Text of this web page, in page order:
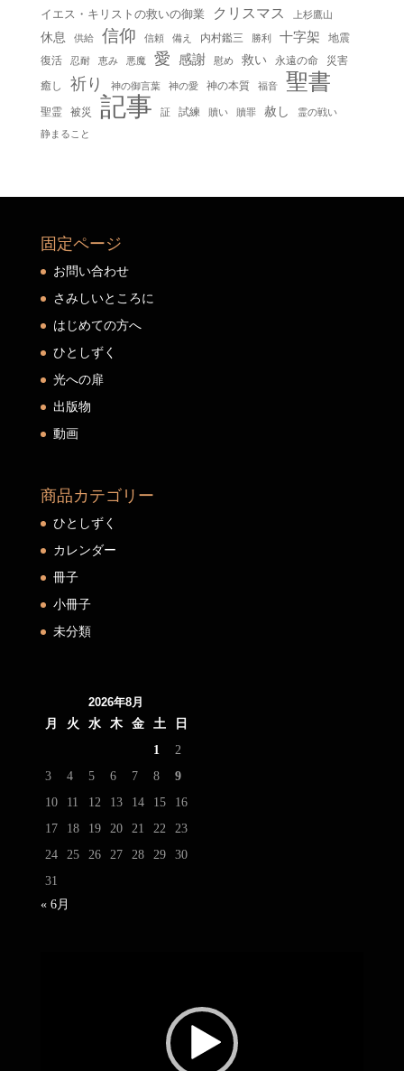
イエス・キリストの救いの御業
クリスマス 上杉鷹山
休息 供給 信仰 信頼 備え 内村鑑三 勝利 十字架
地震
復活
忍耐 恵み 悪魔 愛 感謝 慰め 救い 永遠の命
災害
癒し
祈り 神の御言葉 神の愛 神の本質 福音 聖書
聖霊 被災 記事 証 試練 贖い 贖罪 赦し 霊の戦い
静まること
固定ページ
お問い合わせ
さみしいところに
はじめての方へ
ひとしずく
光への扉
出版物
動画
商品カテゴリー
ひとしずく
カレンダー
冊子
小冊子
未分類
2026年8月
月
火 水 木 金 土
日
1
2
3
4 5 6 7 8
9
10
11 12 13 14 15
16
17
18 19 20 21 22
23
24
25 26 27 28 29
30
31
« 6月